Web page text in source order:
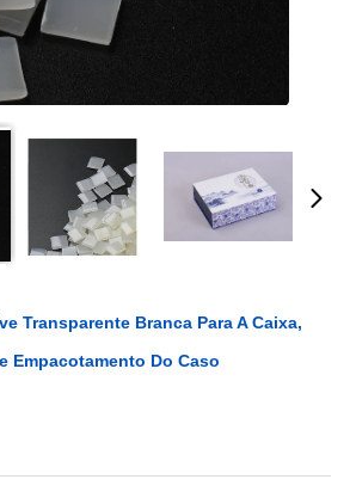
Transparente Branca Para A Caixa,
Empacotamento Do Caso